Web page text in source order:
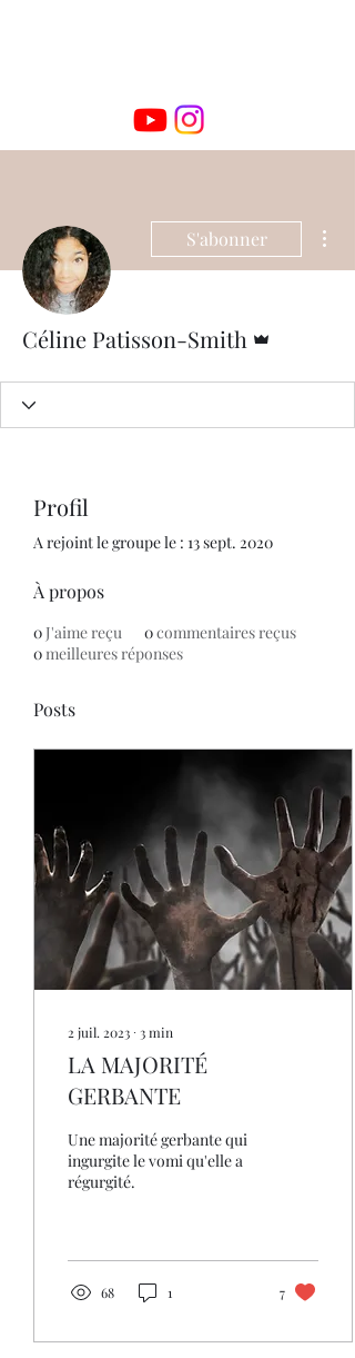
S'abonner
Céline Patisson-Smith
Profil
A rejoint le groupe le : 13 sept. 2020
À propos
0 J'aime reçu 0commentaires reçus
0meilleures réponses
Posts
2 juil. 2023 ∙ 3min
LA MAJORITÉ
GERBANTE
Une majorité gerbante qui
ingurgite le vomi qu'elle a
régurgité.
68 1 7